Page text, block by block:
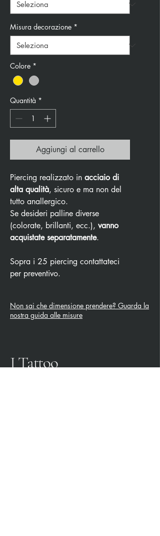
Misura decorazione *
Colore *
Quantità *
Aggiungi al carrello
Piercing realizzato in acciaio di
alta qualità, sicuro e ma non del
tutto anallergico.
Se desideri palline diverse
(colorate, brillanti, ecc.), vanno
acquistate separatamente.
Sopra i 25 piercing contattateci
per preventivo.
Non sai che dimensione prendere? Guarda la
nostra guida alle misure
J Tattoo